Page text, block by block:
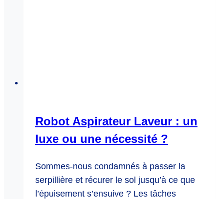
Robot Aspirateur Laveur : un
luxe ou une nécessité ?
Sommes-nous condamnés à passer la
serpillière et récurer le sol jusqu’à ce que
l’épuisement s’ensuive ? Les tâches